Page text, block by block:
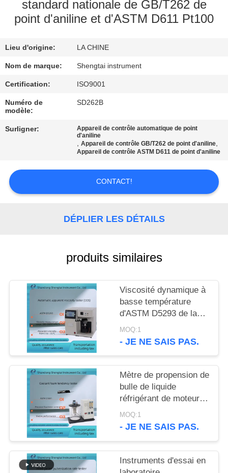
CONTRÔLE
QUALITÉ
CONTACTEZ-
NOUS
DEMANDEZ
CITATION
PLAN
POLICY
standard nationale de GB/T262 de
point d'aniline et d'ASTM D611 Pt100
Lieu d'origine: LA CHINE
Nom de marque: Shengtai instrument
Certification: ISO9001
Numéro de
modèle:
SD262B
Surligner:
Appareil de contrôle automatique de point
d'aniline
,Appareil de contrôle GB/T262 de point d'aniline,
Appareil de contrôle ASTM D611 de point d'aniline
CONTACT!
DÉPLIER LES DÉTAILS
produits similaires
Viscosité dynamique à
basse température
d'ASTM D5293 de la
mesure de viscosité
apparente d'huile à
MOQ:1
- JE NE SAIS PAS.
Mètre de propension de
bulle de liquide
réfrigérant de moteur
de l'appareil de
contrôle ASTM D1881
réfrigérant
MOQ:1
- JE NE SAIS PAS.
Instruments d'essai en